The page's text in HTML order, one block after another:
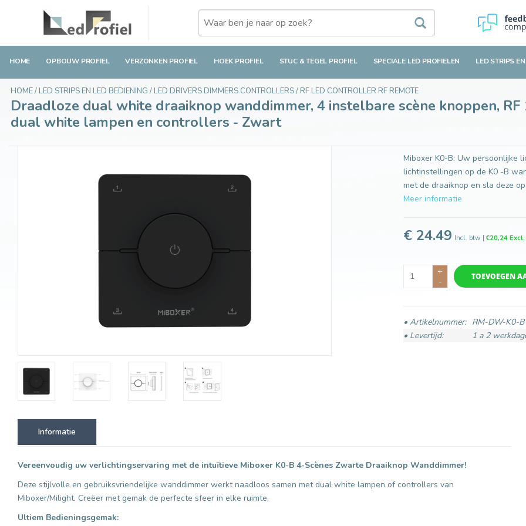
HOME OPBOUW PROFIEL VERZONKEN PROFIEL HOEK PROFIEL STUC & TEGEL PROFIEL SPECIALE LED PROFIELEN LED STRIPS
Draadloze dual white draaiknop wanddimmer, 4 instelbare scène knoppen, RF 1 kanaal voor Miboxer dimmer module,
€24,49 Op voorraad
HOME/ LED STRIPS EN LED BEDIENING / LED DRIVERS DIMMERS CONTROLLERS/ RF LED CONTROLLER RF REMOTE
Draadloze dual white draaiknop wanddimmer, 4 instelbare scène knoppen,
dual white lampen en controllers - Zwart
Miboxer K0-B: Uw persoonlijke
lichtinstellingen op de K0 -B
met de draaiknop en sla deze
Meer informatie
€ 24.49 Incl. btw [€20,24
+
-
TOEVOEGEN
• Artikelnummer: RM-DW-K0-B
• Levertijd:
1 a 2
Informatie
Vereenvoudig uw verlichtingservaring met de intuïtieve Miboxer K0-B 4-Scènes Zwarte Draaiknop Wanddimmer!
Deze stijlvolle en gebruiksvriendelijke wanddimmer werkt naadloos samen met dual white lampen of controllers van
Miboxer/Milight. Creëer met gemak de perfecte sfeer in elke ruimte.
Ultiem Bedieningsgemak: